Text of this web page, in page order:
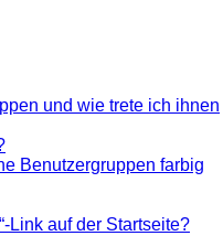
und wie trete ich ihnen
Benutzergruppen farbig
Link auf der Startseite?